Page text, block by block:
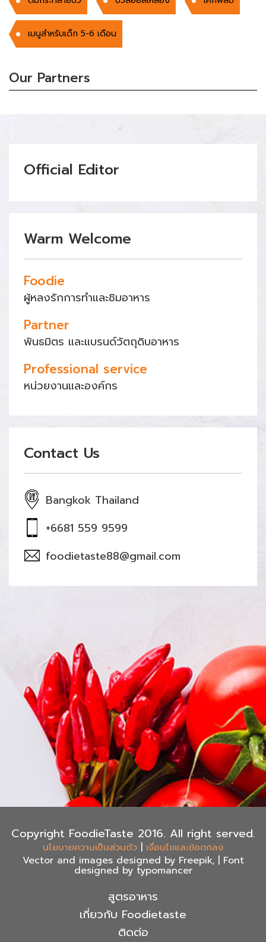
เมนูสำหรับเด็ก 5-6 เดือน
Our Partners
Official Editor
Warm Welcome
Foodie
ผู้หลงรักการทำและชิมอาหาร
Partner
พันธมิตร และแบรนด์วัตถุดิบอาหาร
Professional service
หน่วยงานและองค์กร
Contact Us
Bangkok Thailand
+6681 559 9599
foodietaste88@gmail.com
Copyright FoodieTaste 2016. All right served.
นโยบายความเป็นส่วนตัว | เงื่อนไขและข้อตกลง
Vector and images designed by Freepik, | Font
designed by typomancer
สูตรอาหาร
เกี่ยวกับ Foodietaste
ติดต่อ